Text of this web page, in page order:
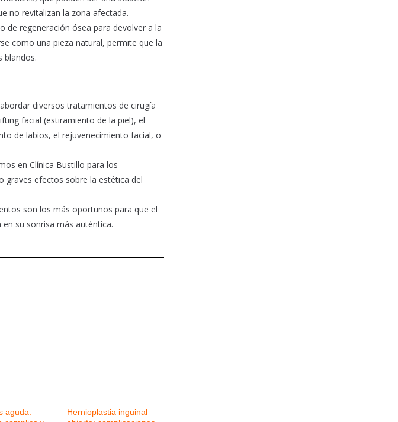
no revitalizan la zona afectada.
de regeneración ósea para devolver a la
como una pieza natural, permite que la
blandos.
diversos tratamientos de cirugía
facial (estiramiento de la piel), el
de labios, el rejuvenecimiento facial, o
en Clínica Bustillo para los
graves efectos sobre la estética del
son los más oportunos para que el
su sonrisa más auténtica.
aguda:
Hernioplastia inguinal